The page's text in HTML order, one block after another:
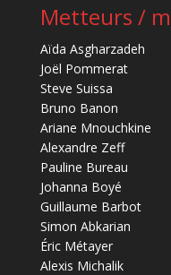
Metteurs /
Aïda Asgharzadeh
Joël Pommerat
Steve Suissa
Bruno Banon
Ariane Mnouchkine
Alexandre Zeff
Pauline Bureau
Johanna Boyé
Guillaume Barbot
Simon Abkarian
Éric Métayer
Alexis Michalik